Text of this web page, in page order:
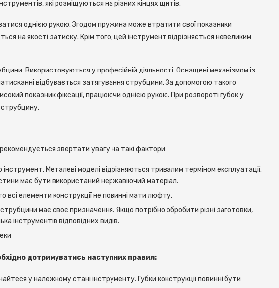
які розміщуються на різних кінцях щитів.
однією рукою. Згодом пружина може втратити свої показники
на якості затиску. Крім того, цей інструмент відрізняється невеликим
Використовуються у професійній діяльності. Оснащені механізмом із
відбувається затягування струбцини. За допомогою такого
показник фіксації, працюючи однією рукою. При розвороті губок у
струбцину.
звертати увагу на такі фактори:
інструмент. Металеві моделі відрізняються тривалим терміном експлуатації.
має бути використаний нержавіючий матеріал.
всі елементи конструкції не повинні мати люфту.
має своє призначення. Якщо потрібно обробити різні заготовки,
інструментів відповідних видів.
дотримуватись наступних правил:
у належному стані інструменту. Губки конструкції повинні бути